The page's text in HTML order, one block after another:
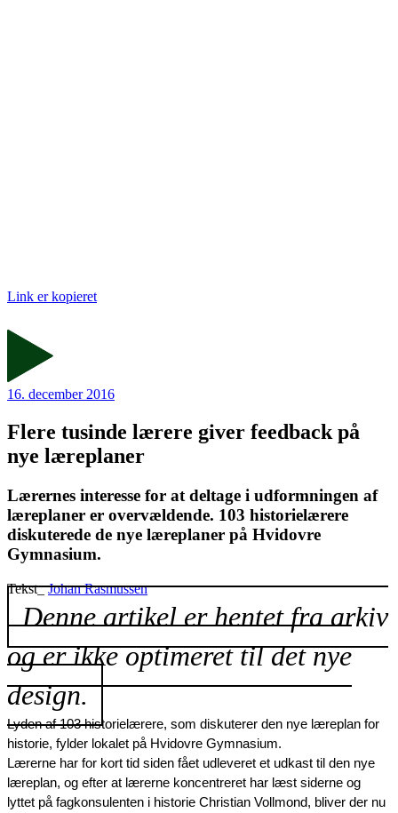
Link er kopieret
16. december 2016
Flere tusinde lærere giver feedback på
nye læreplaner
Lærernes interesse for at deltage i udformningen af
læreplaner er overvældende. 103 historielærere
diskuterede de nye læreplaner på Hvidovre
Gymnasium.
Tekst_Johan Rasmussen
Denne artikel er hentet fra arkiv
og er ikke optimeret til det nye
design.
Lyden af 103 historielærere, som diskuterer den nye læreplan for
historie, fylder lokalet på Hvidovre Gymnasium.
Lærerne har for kort tid siden fået udleveret et udkast til den nye
læreplan, og efter at lærerne koncentreret har læst siderne og
lyttet på fagkonsulenten i historie Christian Vollmond, bliver der nu